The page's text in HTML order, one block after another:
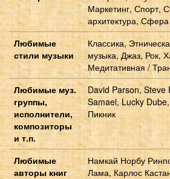
Маркетинг, Спорт,
архитектура,
Любимые
стили музыки
Классика,
музыка, Джаз, Рок,
Медитативная /
Любимые муз.
группы,
исполнители,
композиторы
и т.п.
David Parson, Steve
Samael, Lucky
Пикник
Любимые
авторы книг
Намкай Норбу
Лама, Карлос